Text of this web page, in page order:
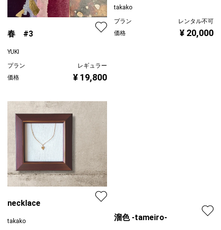
春 #3
YUKI
プラン
レギュラー
価格
¥ 19,800
takako
プラン
レンタル不可
価格
¥ 20,000
necklace
takako
溜色 -tameiro-